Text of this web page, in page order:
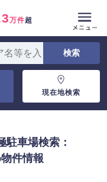
万件超
現在地検索
駐車場検索：
件情報